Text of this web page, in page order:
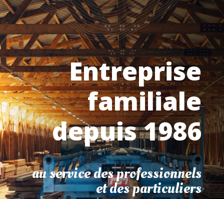
Entreprise
familiale
depuis 1986
au service des professionnels
et des particuliers